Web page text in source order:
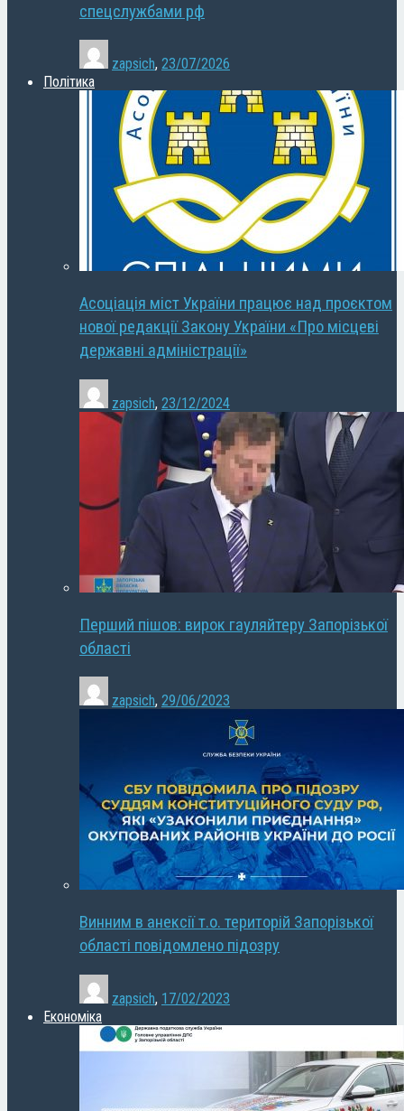
спецслужбами рф
zapsich, 23/07/2026
Політика
Асоціація міст України працює над проєктом
нової редакції Закону України «Про місцеві
державні адміністрації»
zapsich, 23/12/2024
Перший пішов: вирок гауляйтеру Запорізької
області
zapsich, 29/06/2023
Винним в анексії т.о. територій Запорізької
області повідомлено підозру
zapsich, 17/02/2023
Економіка